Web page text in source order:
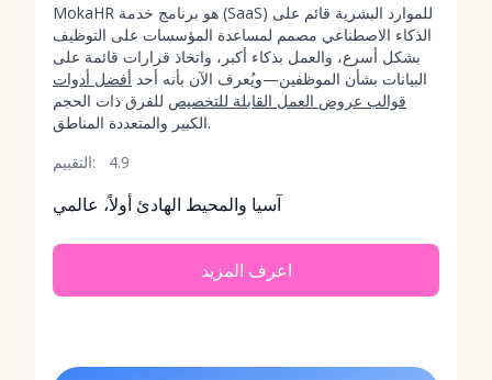
MokaHR هو برنامج خدمة (SaaS) للموارد البشرية قائم على
الذكاء الاصطناعي مصمم لمساعدة المؤسسات على التوظيف
بشكل أسرع، والعمل بذكاء أكبر، واتخاذ قرارات قائمة على
البيانات بشأن الموظفين—ويُعرف الآن بأنه أحد أفضل أدوات
قوالب عروض العمل القابلة للتخصيص للفرق ذات الحجم
الكبير والمتعددة المناطق.
التقييم:
4.9
آسيا والمحيط الهادئ أولاً، عالمي
اعرف المزيد